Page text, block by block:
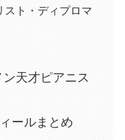
スト・ディプロマ
天才ピアニス
ールまとめ